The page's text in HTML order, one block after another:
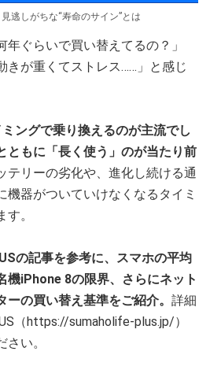
逃しがちな“寿命のサイン”とは
年ぐらいで買い替えてるの？」
きが重くてストレス……」と感じ
ングで乗り換えるのが主流でし
ともに「長く使う」のが当たり前
テリーの劣化や、進化し続ける通
機器がついていけなくなるタイミ
。
の記事を参考に、スマホの平均
機iPhone 8の限界、さらにネット
の買い替え基準をご紹介。 詳細
（https://sumaholife-plus.jp/）
い。